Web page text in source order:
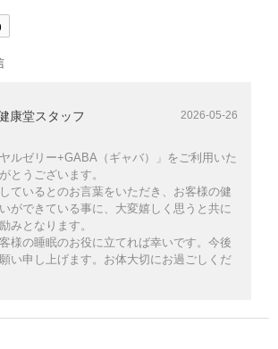
康堂スタッフ 2026-05-26
ルゼリー+GABA（ギャバ）」をご利用いた
とうございます。
ているとのお言葉をいただき、お客様の健
ができている事に、大変嬉しく思うと共に
みとなります。
様の睡眠のお役に立てれば幸いです。今後
い申し上げます。お体大切にお過ごしくだ